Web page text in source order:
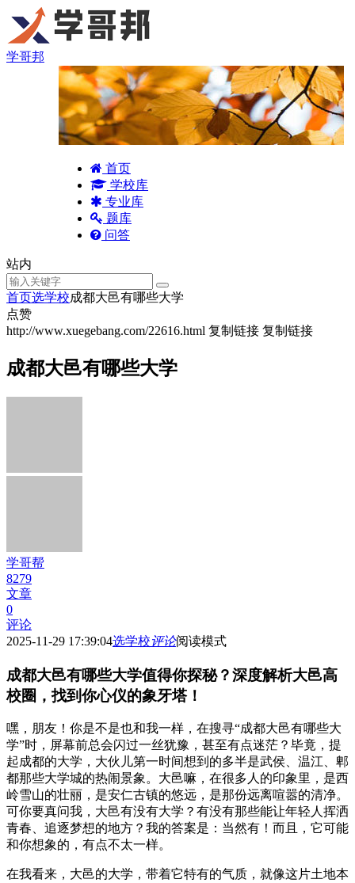
学哥邦
首页
学校库
专业库
题库
问答
站内
首页选学校成都大邑有哪些大学
点赞
http://www.xuegebang.com/22616.html 复制链接 复制链接
成都大邑有哪些大学
学哥帮
8279
文章
0
评论
2025-11-29 17:39:04选学校评论阅读模式
成都大邑有哪些大学值得你探秘？深度解析大邑高
校圈，找到你心仪的象牙塔！
嘿，朋友！你是不是也和我一样，在搜寻“成都大邑有哪些大
学”时，屏幕前总会闪过一丝犹豫，甚至有点迷茫？毕竟，提
起成都的大学，大伙儿第一时间想到的多半是武侯、温江、郫
都那些大学城的热闹景象。大邑嘛，在很多人的印象里，是西
岭雪山的壮丽，是安仁古镇的悠远，是那份远离喧嚣的清净。
可你要真问我，大邑有没有大学？有没有那些能让年轻人挥洒
青春、追逐梦想的地方？我的答案是：当然有！而且，它可能
和你想象的，有点不太一样。
在我看来，大邑的大学，带着它特有的气质，就像这片土地本